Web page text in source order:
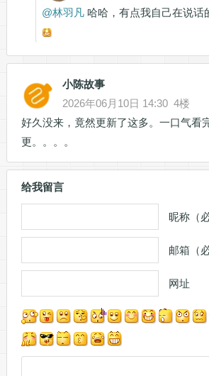
@林羽凡哈哈，有点我自己在说话
小陈故事
2026年06月10日 14:30 4楼
好久没来，竟然更新了这多。一口气看
更。。。。
给我留言
昵称（
邮箱（
网址